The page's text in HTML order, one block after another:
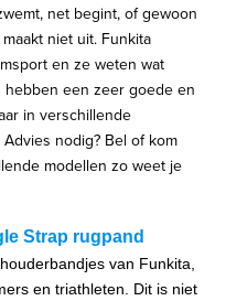
net begint, of gewoon
niet uit. Funkita
en ze weten wat
hebben een zeer goede en
in verschillende
nodig? Bel of kom
modellen zo weet je
Strap rugpand
van Funkita,
en triathleten. Dit is niet